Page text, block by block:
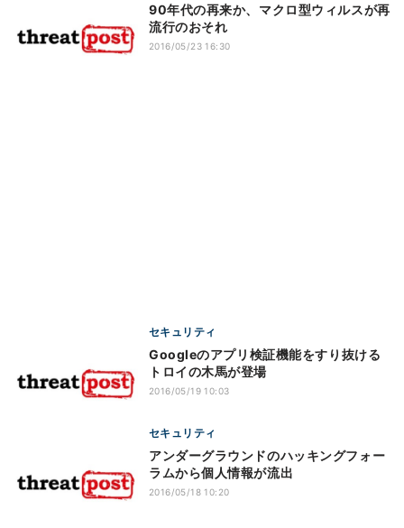
90年代の再来か、マクロ型ウィルスが再
流行のおそれ
2016/05/23 16:30
セキュリティ
Googleのアプリ検証機能をすり抜ける
トロイの木馬が登場
2016/05/19 10:03
セキュリティ
アンダーグラウンドのハッキングフォー
ラムから個人情報が流出
2016/05/18 10:20